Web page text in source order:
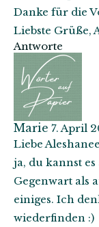
Danke für die
Liebste Grüße,
Antworte
Marie 7. April
Liebe
ja, du kannst
Gegenwart als
einiges. Ich
wiederfinden :)